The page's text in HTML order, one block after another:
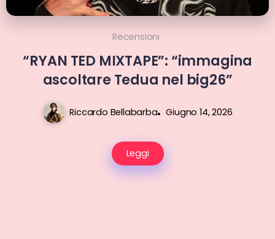
Recensioni
“RYAN TED MIXTAPE”: “immagina
ascoltare Tedua nel big26”
Riccardo Bellabarba Giugno 14, 2026
Leggi